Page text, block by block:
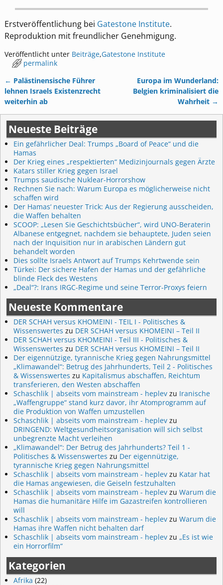
Erstveröffentlichung bei Gatestone Institute.
Reproduktion mit freundlicher Genehmigung.
Veröffentlicht unter Beiträge,Gatestone Institute
permalink
Artikelnavigation
← Palästinensische Führer
lehnen Israels Existenzrecht
weiterhin ab
Europa im Wunderland:
Belgien kriminalisiert die
Wahrheit →
Neueste Beiträge
Ein gefährlicher Deal: Trumps „Board of Peace“ und die
Hamas
Der Krieg eines „respektierten“ Medizinjournals gegen Ärzte
Katars stiller Krieg gegen Israel
Trumps saudische Nuklear-Horrorshow
Rechnen Sie nach: Warum Europa es möglicherweise nicht
schaffen wird
Der Hamas‘ neuester Trick: Aus der Regierung ausscheiden,
die Waffen behalten
SCOOP: „Lesen Sie Geschichtsbücher“, wird UNO-Beraterin
Albanese entgegnet, nachdem sie behauptete, Juden seien
nach der Inquisition nur in arabischen Ländern gut
behandelt worden
Dies sollte Israels Antwort auf Trumps Kehrtwende sein
Türkei: Der sichere Hafen der Hamas und der gefährliche
blinde Fleck des Westens
„Deal“?: Irans IRGC-Regime und seine Terror-Proxys feiern
Neueste Kommentare
DER SCHAH versus KHOMEINI - TEIL I - Politisches &
Wissenswertes zu DER SCHAH versus KHOMEINI – Teil II
DER SCHAH versus KHOMEINI - Teil III - Politisches &
Wissenswertes zu DER SCHAH versus KHOMEINI – Teil II
Der eigennützige, tyrannische Krieg gegen Nahrungsmittel
„Klimawandel“: Betrug des Jahrhunderts, Teil 2 - Politisches
& Wissenswertes zu Kapitalismus abschaffen, Reichtum
transferieren, den Westen abschaffen
Schaschlik | abseits vom mainstream - heplev zu Iranische
„Waffengruppe“ stand kurz davor, ihr Atomprogramm auf
die Produktion von Waffen umzustellen
Schaschlik | abseits vom mainstream - heplev zu
DRINGEND: Weltgesundheitsorganisation will sich selbst
unbegrenzte Macht verleihen
„Klimawandel“: Der Betrug des Jahrhunderts? Teil 1 -
Politisches & Wissenswertes zu Der eigennützige,
tyrannische Krieg gegen Nahrungsmittel
Schaschlik | abseits vom mainstream - heplev zu Katar hat
die Hamas angewiesen, die Geiseln festzuhalten
Schaschlik | abseits vom mainstream - heplev zu Warum die
Hamas die humanitäre Hilfe im Gazastreifen kontrollieren
will
Schaschlik | abseits vom mainstream - heplev zu Warum die
Hamas ihre Waffen nicht behalten darf
Schaschlik | abseits vom mainstream - heplev zu „Es ist wie
ein Horrorfilm“
Kategorien
Afrika (22)